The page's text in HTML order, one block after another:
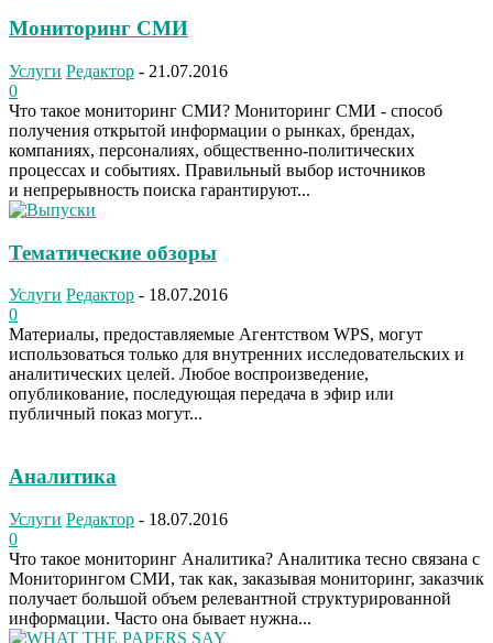
Мониторинг СМИ
Услуги Редактор - 21.07.2016
0
Что такое мониторинг СМИ? Мониторинг СМИ - способ
получения открытой информации о рынках, брендах,
компаниях, персоналиях, общественно-политических
процессах и событиях. Правильный выбор источников
и непрерывность поиска гарантируют...
Тематические обзоры
Услуги Редактор - 18.07.2016
0
Материалы, предоставляемые Агентством WPS, могут
использоваться только для внутренних исследовательских и
аналитических целей. Любое воспроизведение,
опубликование, последующая передача в эфир или
публичный показ могут...
Аналитика
Услуги Редактор - 18.07.2016
0
Что такое мониторинг Аналитика? Аналитика тесно связана с
Мониторингом СМИ, так как, заказывая мониторинг, заказчик
получает большой объем релевантной структурированной
информации. Часто она бывает нужна...